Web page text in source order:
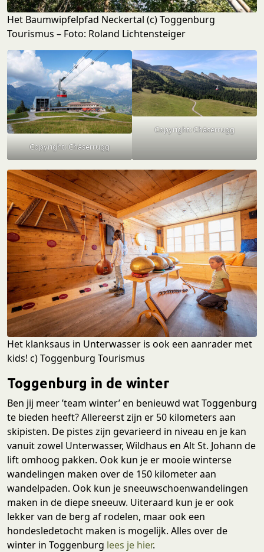
Het Baumwipfelpfad Neckertal (c) Toggenburg
Tourismus – Foto: Roland Lichtensteiger
Copyright: Chäserrugg
Copyright: Chäserrugg
Het klanksaus in Unterwasser is ook een aanrader met
kids! c) Toggenburg Tourismus
Toggenburg in de winter
Ben jij meer ’team winter’ en benieuwd wat Toggenburg
te bieden heeft? Allereerst zijn er 50 kilometers aan
skipisten. De pistes zijn gevarieerd in niveau en je kan
vanuit zowel Unterwasser, Wildhaus en Alt St. Johann de
lift omhoog pakken. Ook kun je er mooie winterse
wandelingen maken over de 150 kilometer aan
wandelpaden. Ook kun je sneeuwschoenwandelingen
maken in de diepe sneeuw. Uiteraard kun je er ook
lekker van de berg af rodelen, maar ook een
hondesledetocht maken is mogelijk. Alles over de
winter in Toggenburg lees je hier.